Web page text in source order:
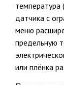
температура
датчика с
меню
предельную
или плёнка